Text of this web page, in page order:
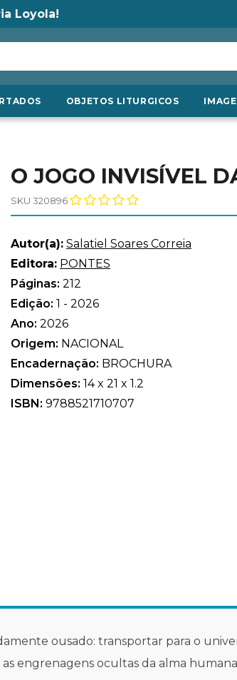
Loyola!
OBJETOS LITURGICOS
O JOGO INVISÍVEL
SKU 320896
Autor(a): Salatiel Soares Correia
Editora: PONTES
Páginas: 212
Edição: 1 - 2026
Ano: 2026
Origem: NACIONAL
Encadernação: BROCHURA
Dimensões: 14 x 21 x 1.2
ISBN: 9788521710707
ousado: transportar para o
engrenagens ocultas da alma